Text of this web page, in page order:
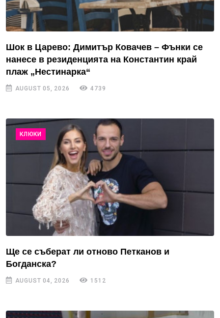
Шок в Царево: Димитър Ковачев – Фънки се
нанесе в резиденцията на Константин край
плаж „Нестинарка“
AUGUST 05, 2026 4739
КЛЮКИ
Ще се съберат ли отново Петканов и
Богданска?
AUGUST 04, 2026 1512